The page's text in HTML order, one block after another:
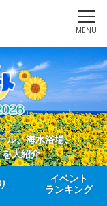
MENU
ル、海水浴場、
大紹介
イベント
ランキング